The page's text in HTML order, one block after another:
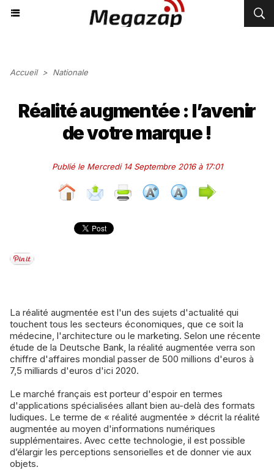
Accueil > Nationale
Réalité augmentée : l’avenir
de votre marque !
Publié le Mercredi 14 Septembre 2016 à 17:01
La réalité augmentée est l'un des sujets d'actualité qui
touchent tous les secteurs économiques, que ce soit la
médecine, l'architecture ou le marketing. Selon une récente
étude de la Deutsche Bank, la réalité augmentée verra son
chiffre d'affaires mondial passer de 500 millions d'euros à
7,5 milliards d'euros d'ici 2020.
Le marché français est porteur d'espoir en termes
d'applications spécialisées allant bien au-delà des formats
ludiques. Le terme de « réalité augmentée » décrit la réalité
augmentée au moyen d'informations numériques
supplémentaires. Avec cette technologie, il est possible
d’élargir les perceptions sensorielles et de donner vie aux
objets.